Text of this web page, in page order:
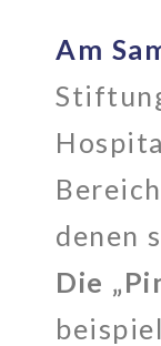
Am
denen
Die